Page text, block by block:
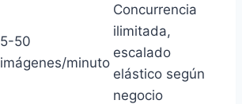
5-50
imágenes/minuto
Concurrencia
ilimitada,
escalado
elástico según
negocio